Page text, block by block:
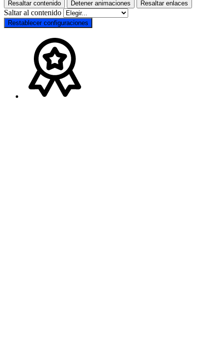
Resaltar contenido Detener animaciones Resaltar enlaces
Saltar al contenido
Restablecer configuraciones